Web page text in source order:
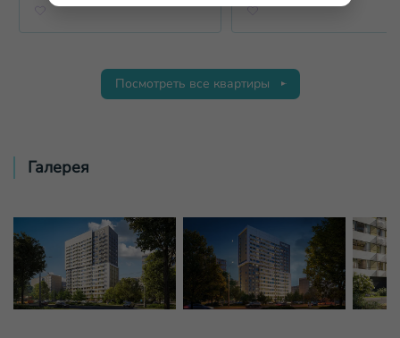
Посмотреть все квартиры
Галерея